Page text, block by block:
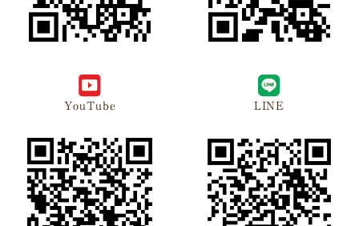
YouTube LINE